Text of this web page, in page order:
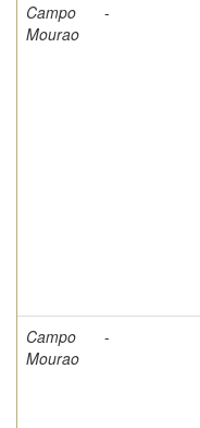
Campo
Mourao
-
Campo
Mourao
-